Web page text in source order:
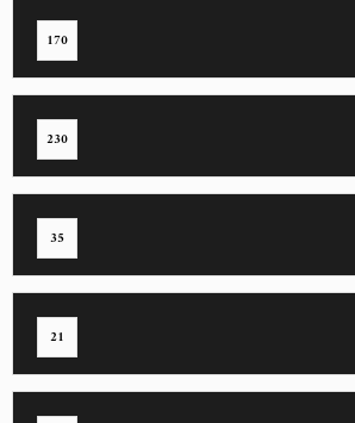
170
230
35
21